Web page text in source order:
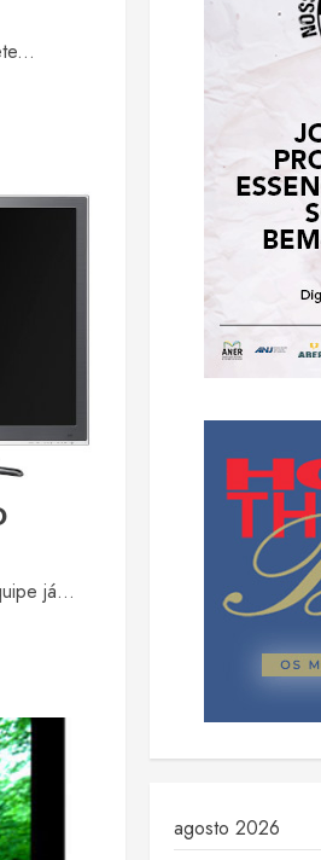
já...
agosto 2026